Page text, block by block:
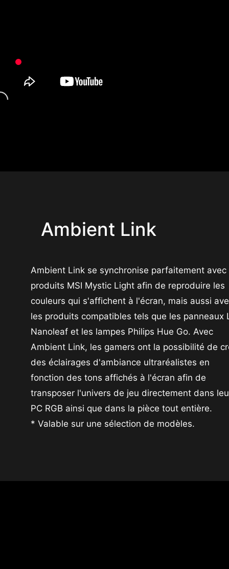
Ambient Link
Ambient Link se synchronise parfaitement avec
produits MSI Mystic Light afin de reproduire les
couleurs qui s'affichent à l'écran, mais aussi
les produits compatibles tels que les panneaux
Nanoleaf et les lampes Philips Hue Go. Avec
Ambient Link, les gamers ont la possibilité de
des éclairages d'ambiance ultraréalistes en
fonction des tons affichés à l'écran afin de
transposer l'univers de jeu directement dans
PC RGB ainsi que dans la pièce tout entière.
* Valable sur une sélection de modèles.